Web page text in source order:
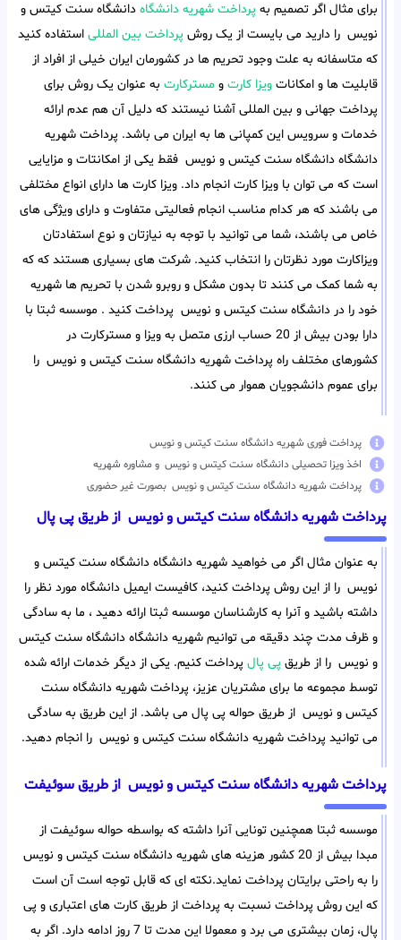
برای مثال اگر تصمیم به پرداخت شهریه دانشگاه دانشگاه سنت کیتس و
نویس را دارید می بایست از یک روش پرداخت بین المللی استفاده کنید
که متاسفانه به علت وجود تحریم ها در کشورمان ایران خیلی از افراد از
قابلیت ها و امکانات ویزا کارت و مسترکارت به عنوان یک روش برای
پرداخت جهانی و بین المللی آشنا نیستند که دلیل آن هم عدم ارائه
خدمات و سرویس این کمپانی ها به ایران می باشد. پرداخت شهریه
دانشگاه دانشگاه سنت کیتس و نویس فقط یکی از امکانتات و مزایایی
است که می توان با ویزا کارت انجام داد. ویزا کارت ها دارای انواع مختلفی
می باشند که هر کدام مناسب انجام فعالیتی متفاوت و دارای ویژگی های
خاص می باشند، شما می توانید با توجه به نیازتان و نوع استفادتان
ویزاکارت مورد نظرتان را انتخاب کنید. شرکت های بسیاری هستند که که
به شما کمک می کنند تا بدون مشکل و روبرو شدن با تحریم ها شهریه
خود را در دانشگاه سنت کیتس و نویس پرداخت کنید . موسسه ثبتا با
دارا بودن بیش از 20 حساب ارزی متصل به ویزا و مسترکارت در
کشورهای مختلف راه پرداخت شهریه دانشگاه سنت کیتس و نویس را
برای عموم دانشجویان هموار می کنند.
پرداخت فوری شهریه دانشگاه سنت کیتس و نویس
اخذ ویزا تحصیلی دانشگاه سنت کیتس و نویس و مشاوره شهریه
پرداخت شهریه دانشگاه سنت کیتس و نویس بصورت غیر حضوری
پرداخت شهریه دانشگاه سنت کیتس و نویس از طریق پی پال
به عنوان مثال اگر می خواهید شهریه دانشگاه دانشگاه سنت کیتس و
نویس را از این روش پرداخت کنید، کافیست ایمیل دانشگاه مورد نظر را
داشته باشید و آنرا به کارشناسان موسسه ثبتا ارائه دهید ، ما به سادگی
و ظرف مدت چند دقیقه می توانیم شهریه دانشگاه دانشگاه سنت کیتس
و نویس را از طریق پی پال پرداخت کنیم. یکی از دیگر خدمات ارائه شده
توسط مجموعه ما برای مشتریان عزیز، پرداخت شهریه دانشگاه سنت
کیتس و نویس از طریق حواله پی پال می باشد. از این طریق به سادگی
می توانید پرداخت شهریه دانشگاه سنت کیتس و نویس را انجام دهید.
پرداخت شهریه دانشگاه سنت کیتس و نویس از طریق سوئیفت
موسسه ثبتا همچنین تونایی آنرا داشته که بواسطه حواله سوئیفت از
مبدا بیش از 20 کشور هزینه های شهریه دانشگاه سنت کیتس و نویس
را به راحتی برایتان پرداخت نماید.نکته ای که قابل توجه است آن است
که این روش پرداخت نسبت به پرداخت از طریق کارت های اعتباری و پی
پال، زمان بیشتری می برد و معمولا این مدت تا 7 روز ادامه دارد. اگر به